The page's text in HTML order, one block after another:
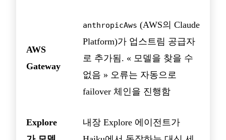
AWS
Gateway
anthropicAws (AWS의 Claude
Platform)가 업스트림 공급자
로 추가됨. « 모델을 찾을 수
없음 » 오류는 자동으로
failover 체인을 진행함
Explore
내장 Explore 에이전트가